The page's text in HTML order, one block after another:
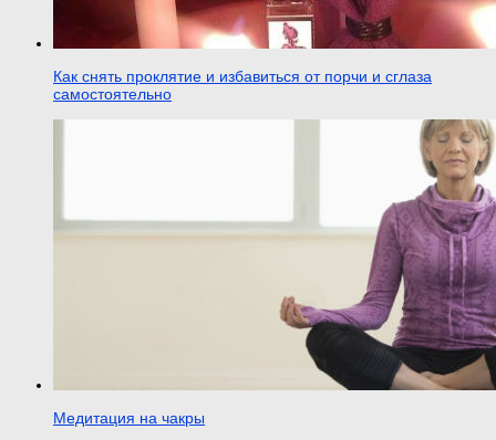
Как снять проклятие и избавиться от порчи и сглаза
самостоятельно
Медитация на чакры